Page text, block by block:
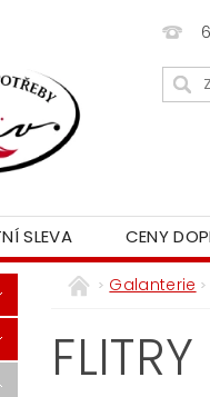
SLEVA CENY
Galanterie